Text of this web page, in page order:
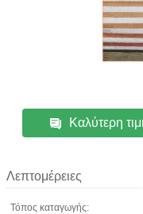
Καλύτερη
Λεπτομέρειες
Τόπος καταγωγής: